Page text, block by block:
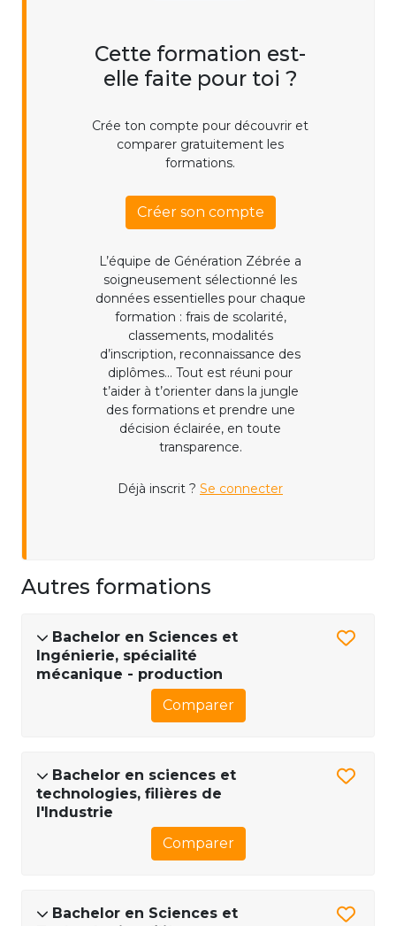
Cette formation est-
elle faite pour toi ?
Crée ton compte pour découvrir et
comparer gratuitement les
formations.
Créer son compte
L’équipe de Génération Zébrée a
soigneusement sélectionné les
données essentielles pour chaque
formation : frais de scolarité,
classements, modalités
d’inscription, reconnaissance des
diplômes... Tout est réuni pour
t’aider à t’orienter dans la jungle
des formations et prendre une
décision éclairée, en toute
transparence.
Déjà inscrit ? Se connecter
Autres formations
Bachelor en Sciences et
Ingénierie, spécialité
mécanique - production
Comparer
Bachelor en sciences et
technologies, filières de
l'Industrie
Comparer
Bachelor en Sciences et